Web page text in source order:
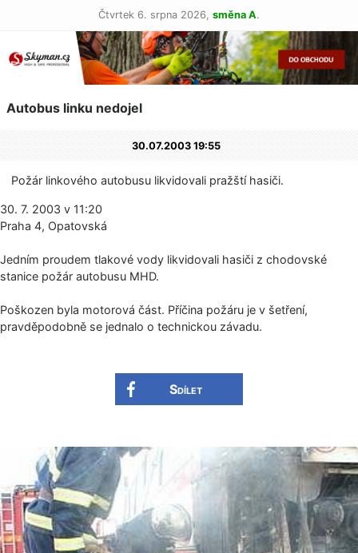
Čtvrtek 6. srpna 2026, směna A.
Autobus linku nedojel
30.07.2003 19:55
Požár linkového autobusu likvidovali pražští hasiči.
30. 7. 2003 v 11:20
Praha 4, Opatovská
Jedním proudem tlakové vody likvidovali hasiči z chodovské
stanice požár autobusu MHD.
Poškozen byla motorová část. Příčina požáru je v šetření,
pravděpodobně se jednalo o technickou závadu.
Sdílet